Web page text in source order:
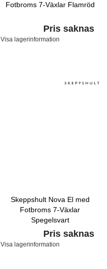
Fotbroms 7-Växlar Flamröd
Pris saknas
Visa lagerinformation
Skeppshult Nova El med
Fotbroms 7-Växlar
Spegelsvart
Pris saknas
Visa lagerinformation